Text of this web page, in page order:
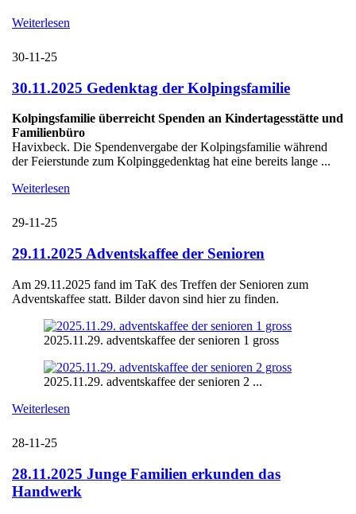
Weiterlesen
30-11-25
30.11.2025 Gedenktag der Kolpingsfamilie
Kolpingsfamilie überreicht Spenden an Kindertagesstätte und
Familienbüro
Havixbeck. Die Spendenvergabe der Kolpingsfamilie während
der Feierstunde zum Kolpinggedenktag hat eine bereits lange ...
Weiterlesen
29-11-25
29.11.2025 Adventskaffee der Senioren
Am 29.11.2025 fand im TaK des Treffen der Senioren zum
Adventskaffee statt. Bilder davon sind hier zu finden.
2025.11.29. adventskaffee der senioren 1 gross
2025.11.29. adventskaffee der senioren 2 ...
Weiterlesen
28-11-25
28.11.2025 Junge Familien erkunden das
Handwerk